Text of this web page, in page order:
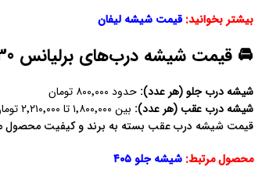
بیشتر بخوانید: قیمت شیشه لیفان
🚘 قیمت شیشه درب‌های برلیانس H330
شیشه درب جلو (هر عدد): حدود ۸۰۰٬۰۰۰ تومان
شیشه درب عقب (هر عدد): بین ۱٬۸۰۰٬۰۰۰ تا ۲٬۲۱۰٬۰۰۰ تومان
قیمت شیشه درب عقب بسته به برند و کیفیت محصول
محصول مرتبط:‌ شیشه جلو ۴۰۵